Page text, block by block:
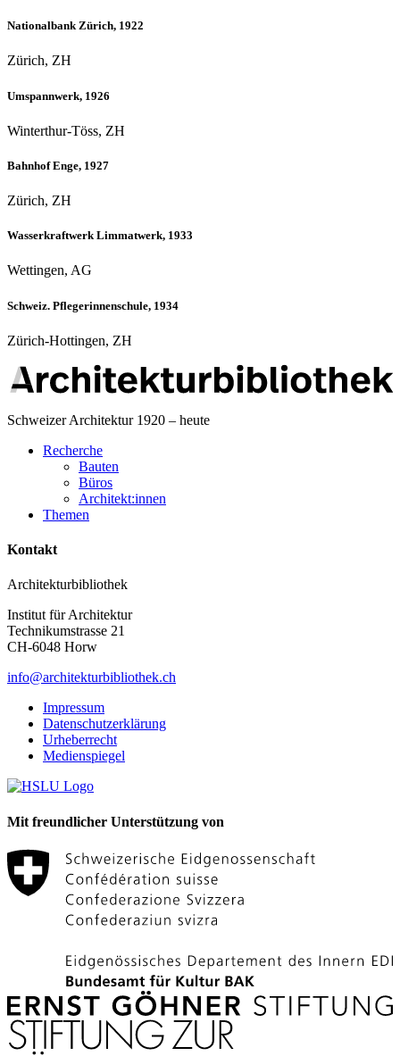
Nationalbank Zürich, 1922
Zürich, ZH
Umspannwerk, 1926
Winterthur-Töss, ZH
Bahnhof Enge, 1927
Zürich, ZH
Wasserkraftwerk Limmatwerk, 1933
Wettingen, AG
Schweiz. Pflegerinnenschule, 1934
Zürich-Hottingen, ZH
Schweizer Architektur 1920 – heute
Recherche
Bauten
Büros
Architekt:innen
Themen
Kontakt
Architekturbibliothek
Institut für Architektur
Technikumstrasse 21
CH-6048 Horw
info@architekturbibliothek.ch
Impressum
Datenschutzerklärung
Urheberrecht
Medienspiegel
Mit freundlicher Unterstützung von